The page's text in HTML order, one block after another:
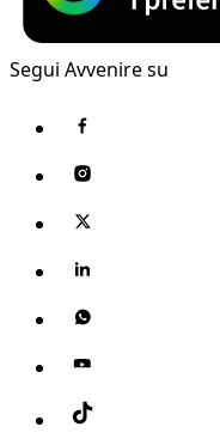
Segui Avvenire su